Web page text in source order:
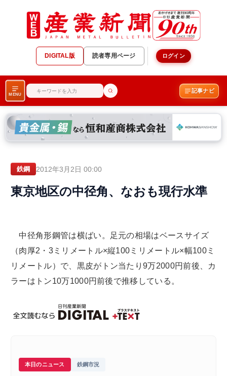
DIGITAL版 読者専用ページ ログイン
MENU
記事ナビ
鉄鋼 2012年3月2日 00:00
東京地区の中径角、なおも現行水準
中径角形鋼管は横ばい。足元の相場はベースサイズ
（肉厚2・3ミリメートル×縦100ミリメートル×幅100ミ
リメートル）で、黒皮がトン当たり9万2000円前後、カ
ラーはトン10万1000円前後で推移している。
本日のニュース 鉄鋼市況